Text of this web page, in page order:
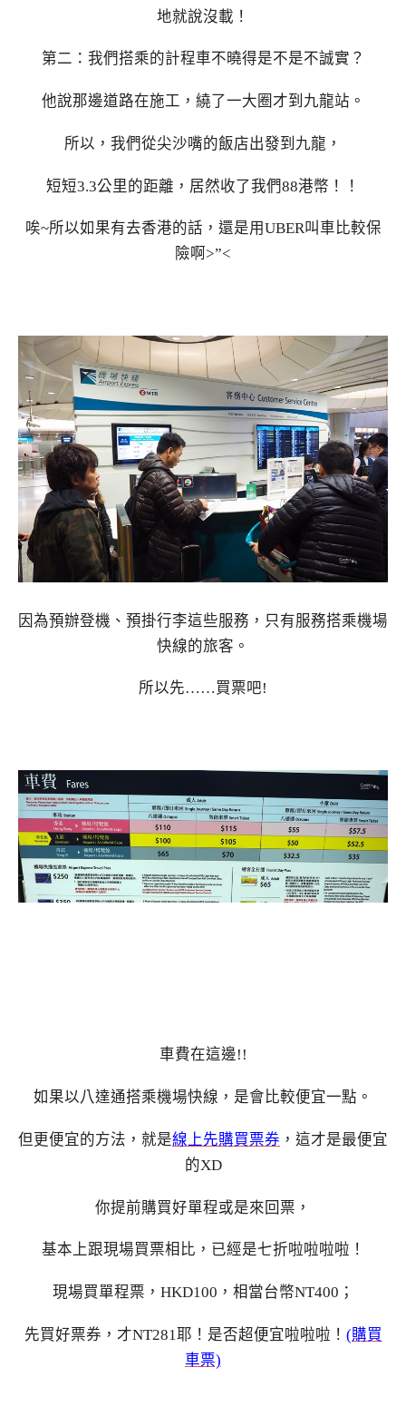
地就說沒載！
第二：我們搭乘的計程車不曉得是不是不誠實？
他說那邊道路在施工，繞了一大圈才到九龍站。
所以，我們從尖沙嘴的飯店出發到九龍，
短短3.3公里的距離，居然收了我們88港幣！！
唉~所以如果有去香港的話，還是用UBER叫車比較保
險啊>”<
因為預辦登機、預掛行李這些服務，只有服務搭乘機場
快線的旅客。
所以先……買票吧!
車費在這邊!!
如果以八達通搭乘機場快線，是會比較便宜一點。
但更便宜的方法，就是線上先購買票券 ，這才是最便宜
的XD
你提前購買好單程或是來回票，
基本上跟現場買票相比，已經是七折啦啦啦啦！
現場買單程票，HKD100，相當台幣NT400；
先買好票券，才NT281耶！是否超便宜啦啦啦！ (購買
車票)